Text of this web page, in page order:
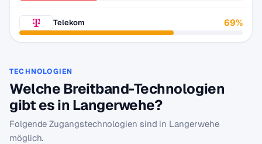
Telekom 69%
TECHNOLOGIEN
Welche Breitband-Technologien
gibt es in Langerwehe?
Folgende Zugangstechnologien sind in Langerwehe
möglich.